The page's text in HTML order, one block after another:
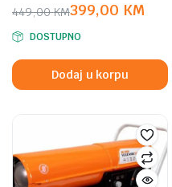
449,00KM
Original
price
was:
449,00 KM.
399,00 KM
Current
price
is:
399,00 KM.
DOSTUPNO
Dodaj u korpu